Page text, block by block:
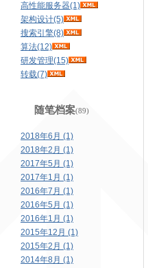
高性能服务器(1)
架构设计(5)
搜索引擎(8)
算法(12)
研发管理(15)
转载(7)
随笔档案(89)
2018年6月 (1)
2018年2月 (1)
2017年5月 (1)
2017年1月 (1)
2016年7月 (1)
2016年5月 (1)
2016年1月 (1)
2015年12月 (1)
2015年2月 (1)
2014年8月 (1)